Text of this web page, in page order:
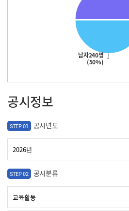
남자240명
(50%)
공시정보
STEP 01 공시년도
STEP 02 공시분류